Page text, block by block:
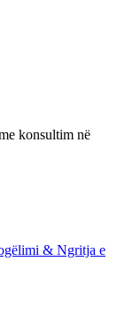
konsultim në
& Ngritja e